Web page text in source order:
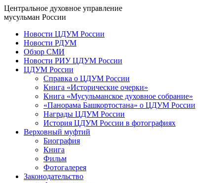
Центральное духовное управление
мусульман России
Новости ЦДУМ России
Новости РДУМ
Обзор СМИ
Новости РИУ ЦДУМ России
ЦДУМ России
Справка о ЦДУМ России
Книга «Исторические очерки»
Книга «Мусульманское духовное собрание»
«Панорама Башкортостана» о ЦДУМ России
Награды ЦДУМ России
История ЦДУМ России в фотографиях
Верховный муфтий
Биография
Книга
Фильм
Фотогалерея
Законодательство